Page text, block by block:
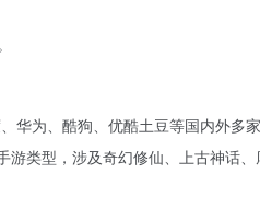
华为、酷狗、优酷土豆等国内外多
类型，涉及奇幻修仙、上古神话、